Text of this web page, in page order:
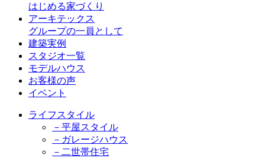
はじめる家づくり
アーキテックス
グループの一員として
建築実例
スタジオ一覧
モデルハウス
お客様の声
イベント
ライフスタイル
－平屋スタイル
－ガレージハウス
－二世帯住宅